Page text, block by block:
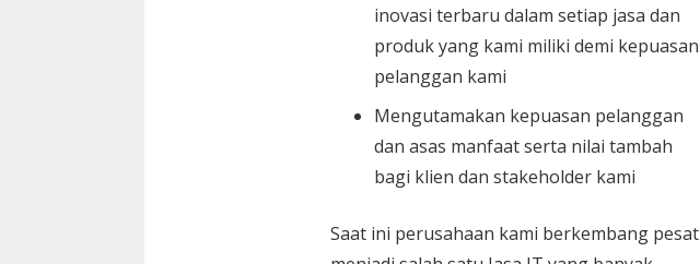
inovasi terbaru dalam setiap jasa dan
produk yang kami miliki demi kepuasan
pelanggan kami
Mengutamakan kepuasan pelanggan
dan asas manfaat serta nilai tambah
bagi klien dan stakeholder kami
Saat ini perusahaan kami berkembang pesat